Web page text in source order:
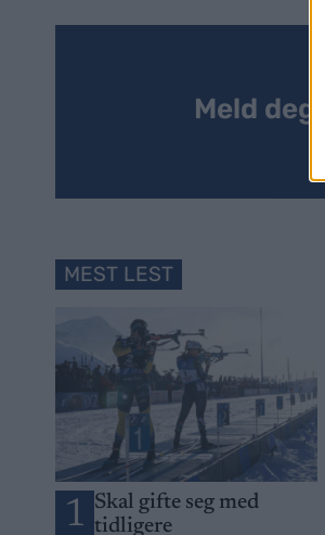
Meld
MEST LEST
1 Skal gifte seg med
tidligere